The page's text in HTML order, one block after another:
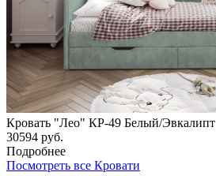
Кровать "Лео" КР-49 Белый/Эвкалипт
30594 руб.
Подробнее
Посмотреть все Кровати